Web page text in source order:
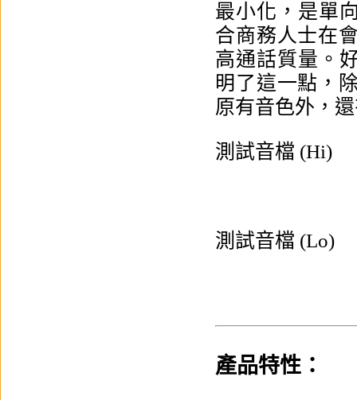
最小化，是單
合商務人士在
高通話質量。
明了這一點，
原有音色外，
測試音檔 (Hi)
測試音檔 (Lo)
產品特性：